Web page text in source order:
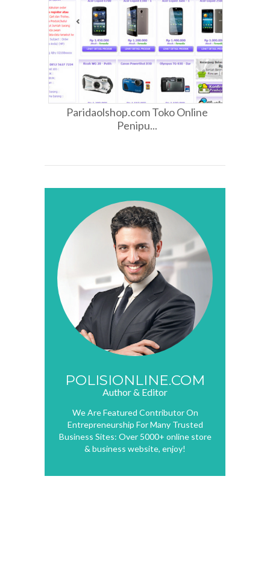
Paridaolshop.com Toko Online
Penipu...
POLISIONLINE.COM
Author & Editor
We Are Featured Contributor On
Entrepreneurship For Many Trusted
Business Sites: Over 5000+ online store
& business website, enjoy!